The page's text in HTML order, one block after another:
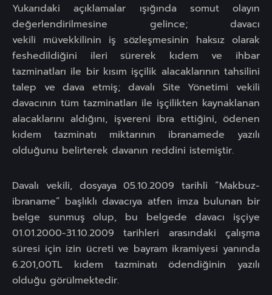
Yukarıdaki açıklamalar ışığında somut olayın
değerlendirilmesine gelince; davacı
vekili müvekkilinin iş sözleşmesinin haksız olarak
feshedildiğini ileri sürerek kıdem ve ihbar
tazminatları ile bir kısım işçilik alacaklarının tahsilini
talep ve dava etmiş; davalı Site Yönetimi vekili
davacının tüm tazminatları ile işçilikten kaynaklanan
alacaklarını aldığını, işvereni ibra ettiğini, ödenen
kıdem tazminatı miktarının ibranamede yazılı
olduğunu belirterek davanın reddini istemiştir.
Davalı vekili, dosyaya 05.10.2009 tarihli “Makbuz-
ibraname” başlıklı davacıya atfen imza bulunan bir
belge sunmuş olup, bu belgede davacı işçiye
01.01.2000-31.10.2009 tarihleri arasındaki çalışma
süresi için izin ücreti ve bayram ikramiyesi yanında
6.201,00TL kıdem tazminatı ödendiğinin yazılı
olduğu görülmektedir.